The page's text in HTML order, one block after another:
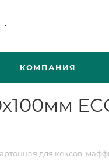
КОМПАНИЯ
для кексов,